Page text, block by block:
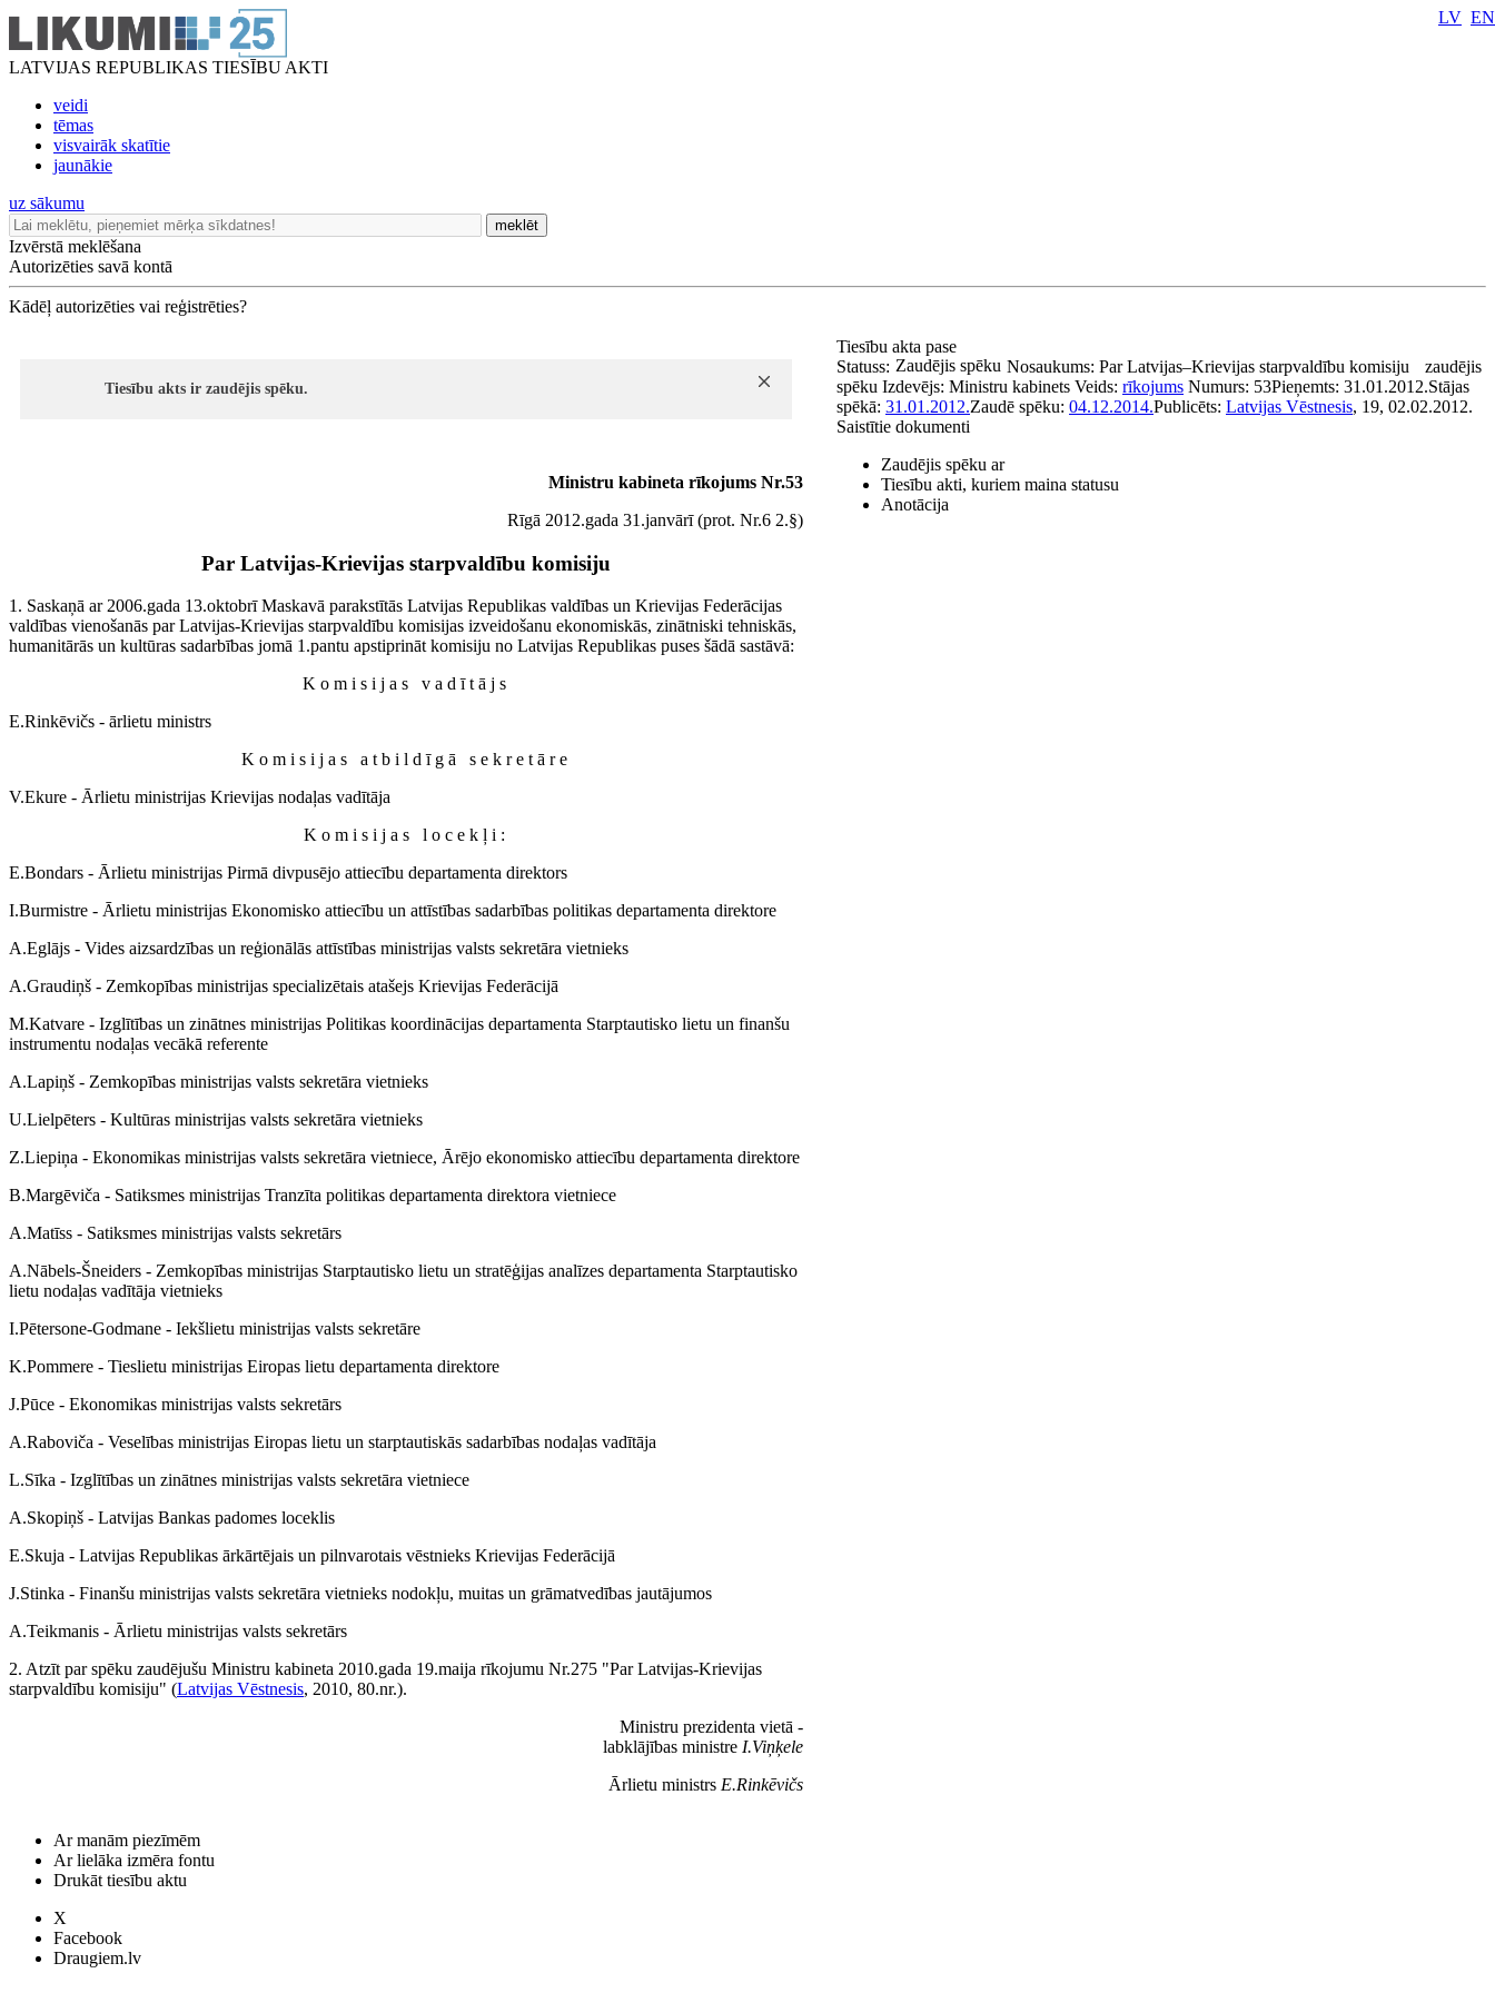
LATVIJAS REPUBLIKAS TIESĪBU AKTI
veidi
tēmas
visvairāk skatītie
jaunākie
LV EN
uz sākumu
meklēt
Izvērstā meklēšana
Autorizēties savā kontā
Kādēļ autorizēties vai reģistrēties?
Tiesību akts ir zaudējis spēku.
Ministru kabineta rīkojums Nr.53
Rīgā 2012.gada 31.janvārī (prot. Nr.6 2.§)
Par Latvijas-Krievijas starpvaldību komisiju
1. Saskaņā ar 2006.gada 13.oktobrī Maskavā parakstītās Latvijas Republikas valdības un Krievijas Federācijas
valdības vienošanās par Latvijas-Krievijas starpvaldību komisijas izveidošanu ekonomiskās, zinātniski tehniskās,
humanitārās un kultūras sadarbības jomā 1.pantu apstiprināt komisiju no Latvijas Republikas puses šādā sastāvā:
Komisijas vadītājs
E.Rinkēvičs - ārlietu ministrs
Komisijas atbildīgā sekretāre
V.Ekure - Ārlietu ministrijas Krievijas nodaļas vadītāja
Komisijas locekļi:
E.Bondars - Ārlietu ministrijas Pirmā divpusējo attiecību departamenta direktors
I.Burmistre - Ārlietu ministrijas Ekonomisko attiecību un attīstības sadarbības politikas departamenta direktore
A.Eglājs - Vides aizsardzības un reģionālās attīstības ministrijas valsts sekretāra vietnieks
A.Graudiņš - Zemkopības ministrijas specializētais atašejs Krievijas Federācijā
M.Katvare - Izglītības un zinātnes ministrijas Politikas koordinācijas departamenta Starptautisko lietu un finanšu
instrumentu nodaļas vecākā referente
A.Lapiņš - Zemkopības ministrijas valsts sekretāra vietnieks
U.Lielpēters - Kultūras ministrijas valsts sekretāra vietnieks
Z.Liepiņa - Ekonomikas ministrijas valsts sekretāra vietniece, Ārējo ekonomisko attiecību departamenta direktore
B.Margēviča - Satiksmes ministrijas Tranzīta politikas departamenta direktora vietniece
A.Matīss - Satiksmes ministrijas valsts sekretārs
A.Nābels-Šneiders - Zemkopības ministrijas Starptautisko lietu un stratēģijas analīzes departamenta Starptautisko
lietu nodaļas vadītāja vietnieks
I.Pētersone-Godmane - Iekšlietu ministrijas valsts sekretāre
K.Pommere - Tieslietu ministrijas Eiropas lietu departamenta direktore
J.Pūce - Ekonomikas ministrijas valsts sekretārs
A.Raboviča - Veselības ministrijas Eiropas lietu un starptautiskās sadarbības nodaļas vadītāja
L.Sīka - Izglītības un zinātnes ministrijas valsts sekretāra vietniece
A.Skopiņš - Latvijas Bankas padomes loceklis
E.Skuja - Latvijas Republikas ārkārtējais un pilnvarotais vēstnieks Krievijas Federācijā
J.Stinka - Finanšu ministrijas valsts sekretāra vietnieks nodokļu, muitas un grāmatvedības jautājumos
A.Teikmanis - Ārlietu ministrijas valsts sekretārs
2. Atzīt par spēku zaudējušu Ministru kabineta 2010.gada 19.maija rīkojumu Nr.275 "Par Latvijas-Krievijas
starpvaldību komisiju" (Latvijas Vēstnesis, 2010, 80.nr.).
Ministru prezidenta vietā -
labklājības ministre I.Viņķele
Ārlietu ministrs E.Rinkēvičs
Tiesību akta pase
Nosaukums: Par Latvijas–Krievijas starpvaldību komisiju
Statuss: Zaudējis spēku
zaudējis
spēku Izdevējs: Ministru kabinets Veids: rīkojums Numurs: 53Pieņemts: 31.01.2012.Stājas
spēkā: 31.01.2012.Zaudē spēku: 04.12.2014.Publicēts: Latvijas Vēstnesis, 19, 02.02.2012.
Saistītie dokumenti
Zaudējis spēku ar
Tiesību akti, kuriem maina statusu
Anotācija
Ar manām piezīmēm
Ar lielāka izmēra fontu
Drukāt tiesību aktu
X
Facebook
Draugiem.lv